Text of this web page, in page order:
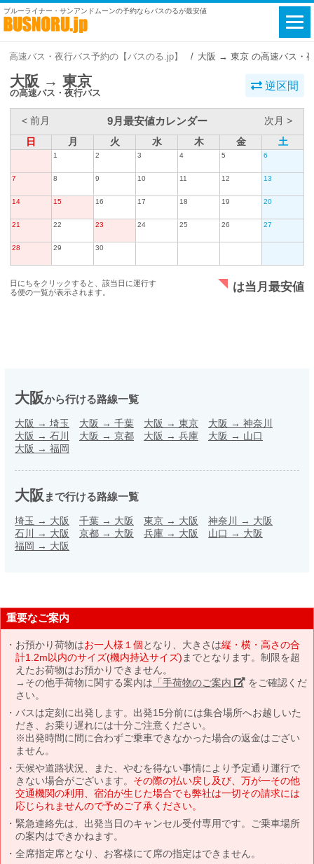
ブルーライナー・サンアンドムーンの予約ならバスのるが最安値
高速バス・夜行バス予約の【バスのる.jp】 大阪 → 東京 の高速バス・
大阪 → 東京
の高速バス・夜行バス
逆区間
< 前月 9月最安値カレンダー
次月 >
日
月 火 水 木 金 土
1 2 3 4 5 6
7 8 9 10 11 12 13
14 15 16 17 18 19 20
21 22 23 24 25 26 27
28 29 30
日にちをクリックすると、該当日に運行す
る便の一覧が表示されます。
は当月最安値
大阪から行ける路線一覧
大阪 → 埼玉 大阪 → 千葉 大阪 → 東京 大阪 → 神奈川
大阪 → 石川 大阪 → 京都 大阪 → 兵庫 大阪 → 山口
大阪 → 福岡
大阪 まで行ける路線一覧
埼玉 → 大阪 千葉 → 大阪 東京 → 大阪 神奈川 → 大阪
石川 → 大阪 京都 → 大阪 兵庫 → 大阪 山口 → 大阪
福岡 → 大阪
重要なご案内
お預かり荷物はお一人様１個となり、大きさは縦・横・高さの合
計1.2m以内のサイズ(機内持込サイズ) までとなります。制限を超
えたお荷物はお預かりできません。
→その他手荷物に関する案内は 「手荷物のご案内」 をご確認くだ
さい。
バスは定刻に出発します。出発15分前には集合場所へお越しいた
だき、お乗り遅れには十分ご注意ください。
※出発時間に間に合わずご乗車できなかった場合の返金はござい
ません。
天候や道路状況、また、やむを得ない事情により予定通り運行で
きない場合がございます。 その際の払い戻し及び、万が一その他
交通機関の利用、宿泊が生じた場合でも弊社は一切その請求には
応じられませんので予めご了承ください。
緊急連絡先は、出発当日のキャンセル受付専用です。ご乗車場所
の案内はできかねます。
全席指定席となり、お客様にて席の指定はできません。